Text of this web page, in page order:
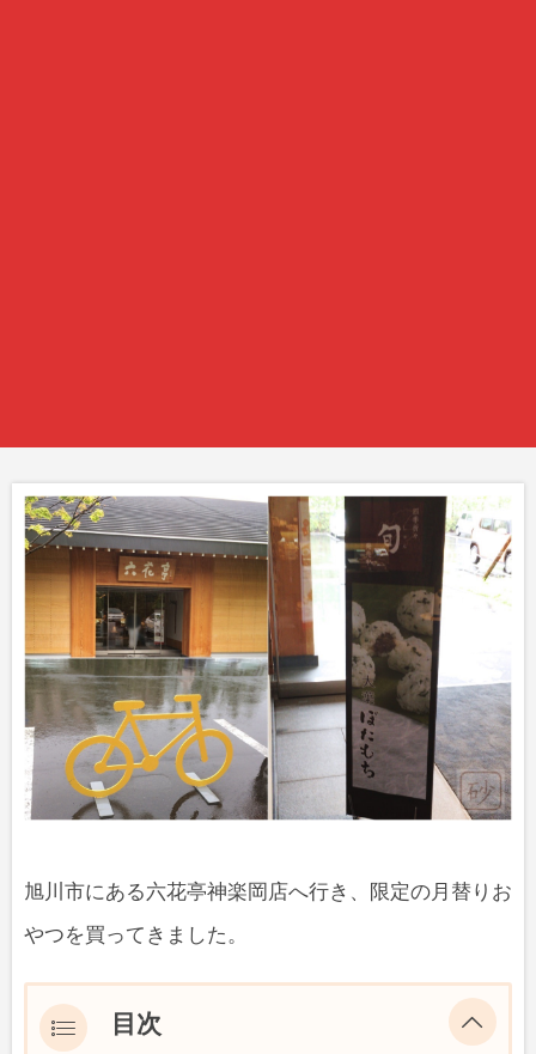
旭川市にある六花亭神楽岡店へ行き、限定の月替りお
やつを買ってきました。
目次